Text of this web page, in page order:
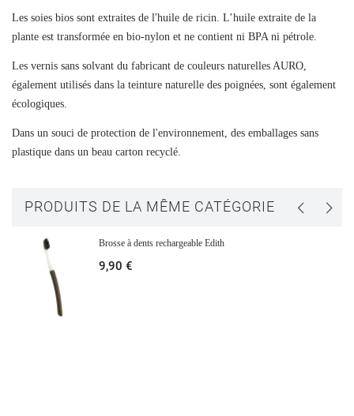
Les soies bios sont extraites de l'huile de ricin. L’huile extraite de la
plante est transformée en bio-nylon et ne contient ni BPA ni pétrole.
Les vernis sans solvant du fabricant de couleurs naturelles AURO,
également utilisés dans la teinture naturelle des poignées, sont également
écologiques.
Dans un souci de protection de l'environnement, des emballages sans
plastique dans un beau carton recyclé.
PRODUITS DE LA MÊME CATÉGORIE
Brosse à dents rechargeable Edith
9,90 €
add_circle_outline CRÉER UNE NOUVELLE LISTE
Créer une liste d'envies
Connexion
d'envies.